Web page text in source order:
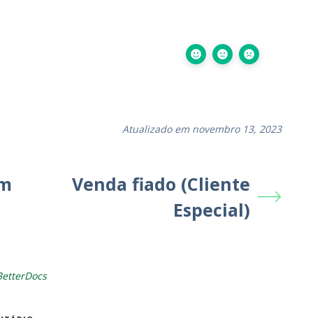
Atualizado em novembro 13, 2023
Venda fiado (Cliente
Especial)